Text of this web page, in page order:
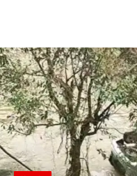
Entertainment
Sports
Food
Gulf News
Loksabha Election 2024